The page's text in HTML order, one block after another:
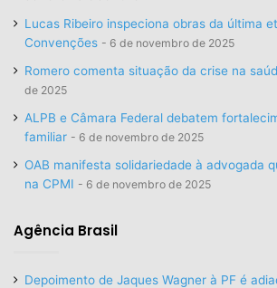
Lucas Ribeiro inspeciona obras da última
Convenções
6 de novembro de 2025
Romero comenta situação da crise na
de 2025
ALPB e Câmara Federal debatem
familiar
6 de novembro de 2025
OAB manifesta solidariedade à advogada
na CPMI
6 de novembro de 2025
Agência Brasil
Depoimento de Jaques Wagner à PF é